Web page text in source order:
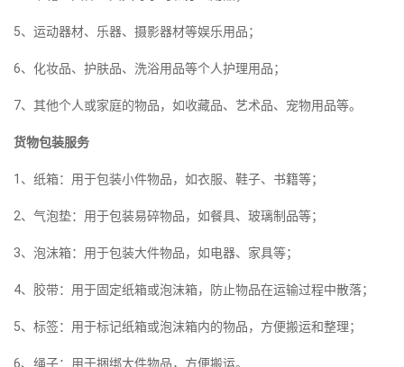
5、运动器材、乐器、摄影器材等娱乐用品；
6、化妆品、护肤品、洗浴用品等个人护理用品；
7、其他个人或家庭的物品，如收藏品、艺术品、宠物用品等。
货物包装服务
1、纸箱：用于包装小件物品，如衣服、鞋子、书籍等；
2、气泡垫：用于包装易碎物品，如餐具、玻璃制品等；
3、泡沫箱：用于包装大件物品，如电器、家具等；
4、胶带：用于固定纸箱或泡沫箱，防止物品在运输过程中散落；
5、标签：用于标记纸箱或泡沫箱内的物品，方便搬运和整理；
6、绳子：用于捆绑大件物品，方便搬运。